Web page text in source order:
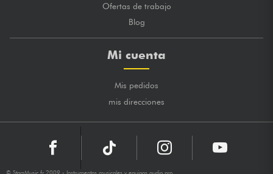
Ofertas de trabajo
Blog
Mi cuenta
Mis pedidos
mis direcciones
© StarsMusic.fr 2009 - Instrumentos musicales y equipos audio pro